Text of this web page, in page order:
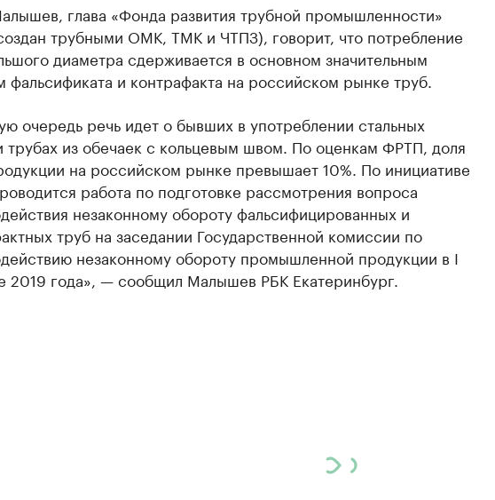
глава «Фонда развития трубной промышленности»
трубными ОМК, ТМК и ЧТПЗ), говорит, что потребление
диаметра сдерживается в основном значительным
фальсификата и контрафакта на российском рынке труб.
очередь речь идет о бывших в употреблении стальных
трубах из обечаек с кольцевым швом. По оценкам ФРТП, доля
на российском рынке превышает 10%. По инициативе
работа по подготовке рассмотрения вопроса
незаконному обороту фальсифицированных и
труб на заседании Государственной комиссии по
незаконному обороту промышленной продукции в I
2019 года», — сообщил Малышев РБК Екатеринбург.